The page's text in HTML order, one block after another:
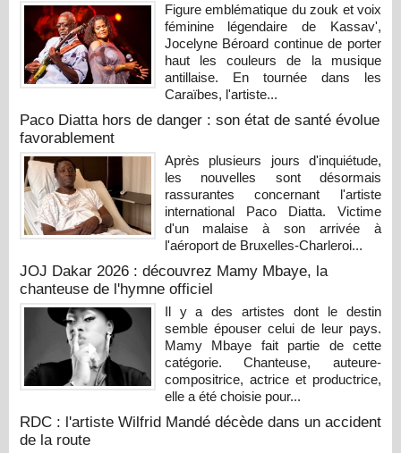
Figure emblématique du zouk et voix
féminine légendaire de Kassav',
Jocelyne Béroard continue de porter
haut les couleurs de la musique
antillaise. En tournée dans les
Caraïbes, l'artiste...
Paco Diatta hors de danger : son état de santé évolue
favorablement
Après plusieurs jours d'inquiétude,
les nouvelles sont désormais
rassurantes concernant l'artiste
international Paco Diatta. Victime
d'un malaise à son arrivée à
l'aéroport de Bruxelles-Charleroi...
JOJ Dakar 2026 : découvrez Mamy Mbaye, la
chanteuse de l'hymne officiel
Il y a des artistes dont le destin
semble épouser celui de leur pays.
Mamy Mbaye fait partie de cette
catégorie. Chanteuse, auteure-
compositrice, actrice et productrice,
elle a été choisie pour...
RDC : l'artiste Wilfrid Mandé décède dans un accident
de la route